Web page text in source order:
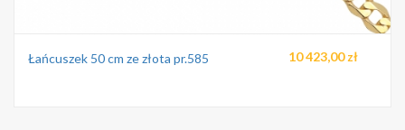
Łańcuszek 50 cm ze złota pr.585 10 423,00 zł